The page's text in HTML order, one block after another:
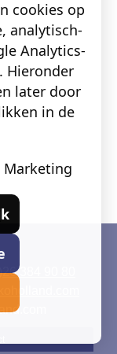
384 90 80
cookies op
analytisch-
Analytics-
Hieronder
later door
in de
Marketing